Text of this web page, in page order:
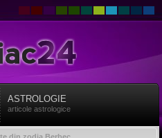
ASTROLOGIE
articole astrologice